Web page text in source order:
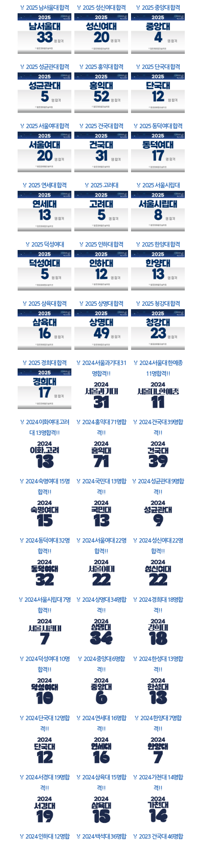
🏅 2025 남서울대 합격 🏅 2025 성신여대 합격 🏅 2025 중앙대 합격
🏅 2025 성균관대 합격 🏅 2025 홍익대 합격 🏅 2025 단국대 합격
🏅 2025 서울여대 합격 🏅 2025 건국대 합격 🏅 2025 동덕여대 합격
🏅 2025 연세대 합격 🏅 2025 고려대 🏅 2025 서울시립대
🏅 2025 덕성여대 🏅 2025 인하대 합격 🏅 2025 한양대 합격
🏅 2025 삼육대 합격 🏅 2025 상명대 합격 🏅 2025 청강대 합격
🏅 2025 경희대 합격 🏅 2024 서울과기대 31
명합격!!
🏅 2024 서울대 한예종
11명합격!!
🏅 2024 이화여대 고려
대 13명합격!!
🏅 2024 홍익대 71명합
격!!
🏅 2024 건국대 39명합
격!!
🏅 2024 숙명여대 15명
합격!!
🏅 2024 국민대 13명합
격!!
🏅 2024 성균관대 9명합
격!!
🏅 2024 동덕여대 32명
합격!!
🏅 2024 서울여대 22명
합격!!
🏅 2024 성신여대 22명
합격!!
🏅 2024 서울시립대 7명
합격!!
🏅 2024 상명대 34명합
격!!
🏅 2024 경희대 18명합
격!!
🏅 2024 덕성여대 10명
합격!!
🏅 2024 중앙대 6명합
격!!
🏅 2024 한성대 13명합
격!!
🏅 2024 단국대 12명합
격!!
🏅 2024 연세대 16명합
격!!
🏅 2024 한양대 7명합
격!!
🏅 2024 서경대 19명합
격!!
🏅 2024 삼육대 15명합
격!!
🏅 2024 가천대 14명합
격!!
🏅 2024 인하대 12명합
🏅 2024 백석대 36명합
🏅 2023 건국대 46명합